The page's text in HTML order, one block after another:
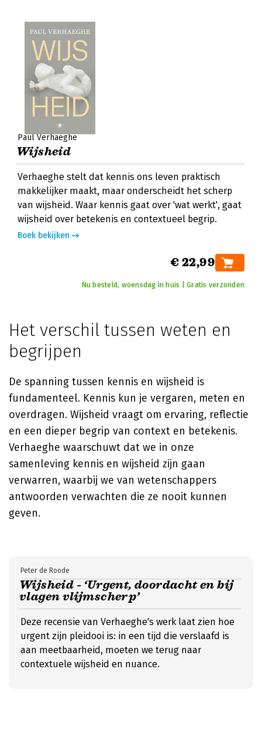
Paul Verhaeghe
Wijsheid
Verhaeghe stelt dat kennis ons leven praktisch
makkelijker maakt, maar onderscheidt het scherp
van wijsheid. Waar kennis gaat over 'wat werkt', gaat
wijsheid over betekenis en contextueel begrip.
Boek bekijken
€ 22,99
Nu besteld, woensdag in huis | Gratis verzonden
Het verschil tussen weten en
begrijpen
De spanning tussen kennis en wijsheid is
fundamenteel. Kennis kun je vergaren, meten en
overdragen. Wijsheid vraagt om ervaring, reflectie
en een dieper begrip van context en betekenis.
Verhaeghe waarschuwt dat we in onze
samenleving kennis en wijsheid zijn gaan
verwarren, waarbij we van wetenschappers
antwoorden verwachten die ze nooit kunnen
geven.
Wijsheid - ‘Urgent, doordacht en bij
vlagen vlijmscherp’
Peter de Roode
Deze recensie van Verhaeghe's werk laat zien hoe
urgent zijn pleidooi is: in een tijd die verslaafd is
aan meetbaarheid, moeten we terug naar
contextuele wijsheid en nuance.